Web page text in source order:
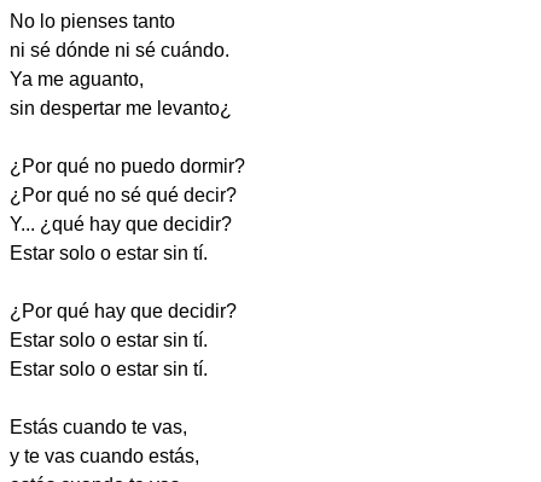
No lo pienses tanto
ni sé dónde ni sé cuándo.
Ya me aguanto,
sin despertar me levanto¿
¿Por qué no puedo dormir?
¿Por qué no sé qué decir?
Y... ¿qué hay que decidir?
Estar solo o estar sin tí.
¿Por qué hay que decidir?
Estar solo o estar sin tí.
Estar solo o estar sin tí.
Estás cuando te vas,
y te vas cuando estás,